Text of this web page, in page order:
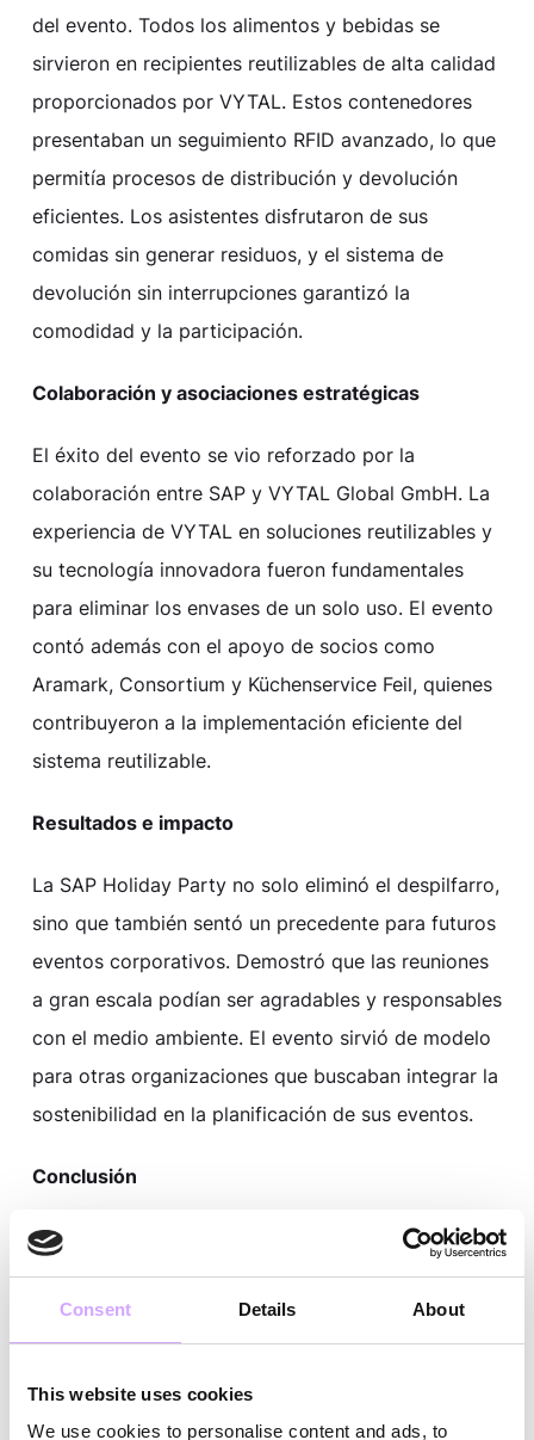
Consent Details About
This website uses cookies
We use cookies to personalise content and ads, to
del evento. Todos los alimentos y bebidas se
sirvieron en recipientes reutilizables de alta calidad
proporcionados por VYTAL. Estos contenedores
presentaban un seguimiento RFID avanzado, lo que
permitía procesos de distribución y devolución
eficientes. Los asistentes disfrutaron de sus
comidas sin generar residuos, y el sistema de
devolución sin interrupciones garantizó la
comodidad y la participación.
Colaboración y asociaciones estratégicas
El éxito del evento se vio reforzado por la
colaboración entre SAP y VYTAL Global GmbH. La
experiencia de VYTAL en soluciones reutilizables y
su tecnología innovadora fueron fundamentales
para eliminar los envases de un solo uso. El evento
contó además con el apoyo de socios como
Aramark, Consortium y Küchenservice Feil, quienes
contribuyeron a la implementación eficiente del
sistema reutilizable.
Resultados e impacto
La SAP Holiday Party no solo eliminó el despilfarro,
sino que también sentó un precedente para futuros
eventos corporativos. Demostró que las reuniones
a gran escala podían ser agradables y responsables
con el medio ambiente. El evento sirvió de modelo
para otras organizaciones que buscaban integrar la
sostenibilidad en la planificación de sus eventos.
Conclusión
La fiesta navideña de 2024 de SAP ejemplifica
cómo los eventos corporativos pueden liderar la
sostenibilidad a través de asociaciones
innovadoras y un compromiso con la gestión
ambiental. Al adoptar un sistema integral y
reutilizable, SAP demostró que es posible organizar